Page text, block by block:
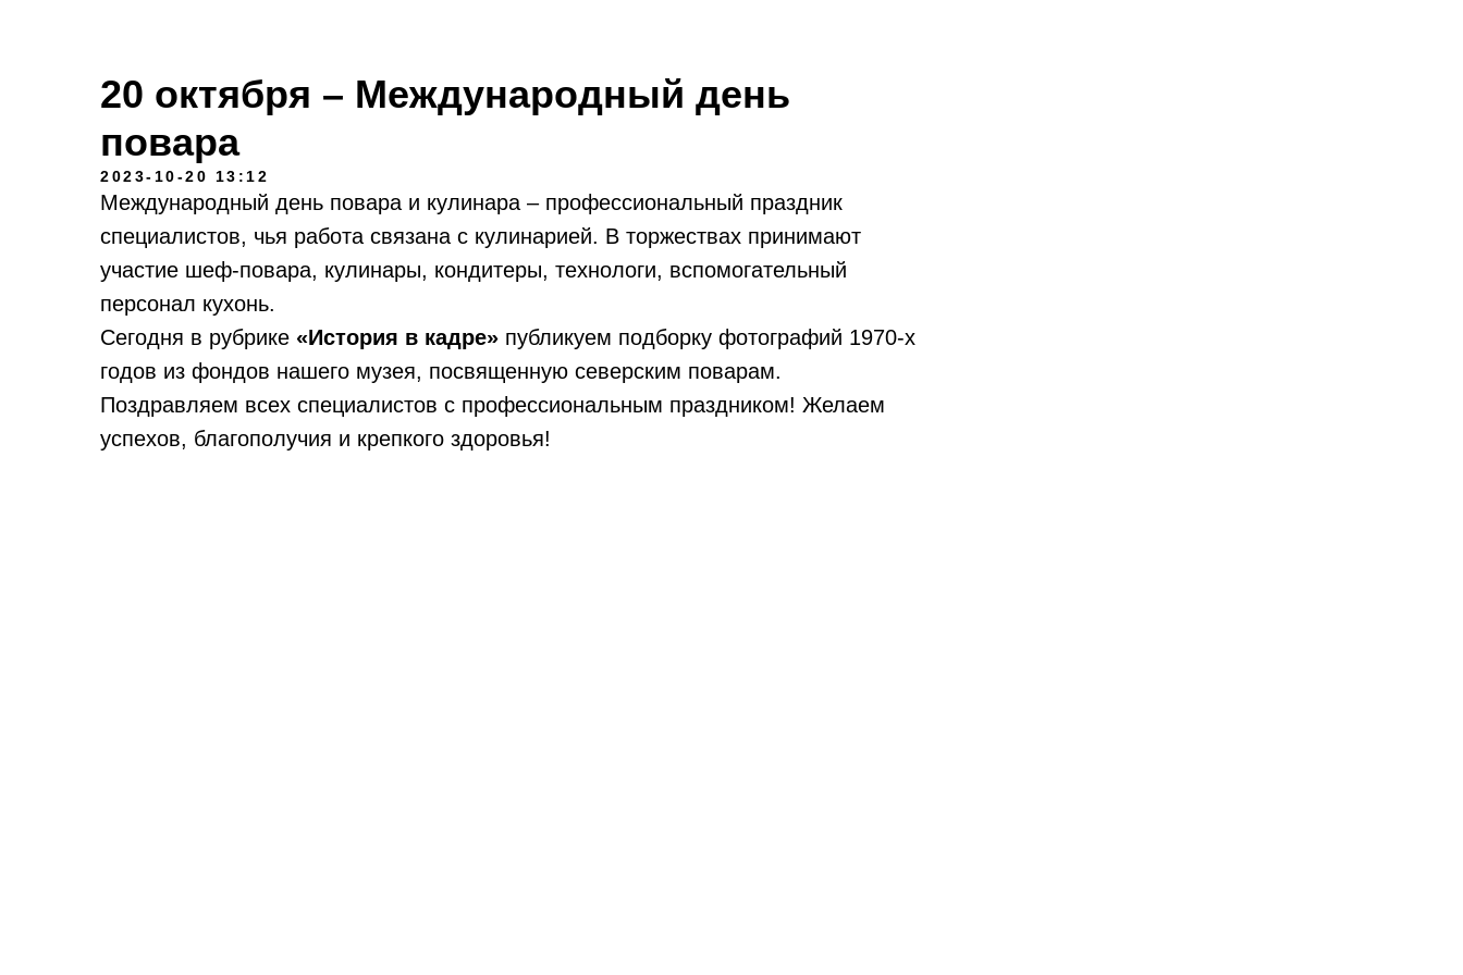
20 октября – Международный день
повара
2023-10-20 13:12
Международный день повара и кулинара – профессиональный праздник
специалистов, чья работа связана с кулинарией. В торжествах принимают
участие шеф-повара, кулинары, кондитеры, технологи, вспомогательный
персонал кухонь.
Сегодня в рубрике «История в кадре» публикуем подборку фотографий 1970-х
годов из фондов нашего музея, посвященную северским поварам.
Поздравляем всех специалистов с профессиональным праздником! Желаем
успехов, благополучия и крепкого здоровья!